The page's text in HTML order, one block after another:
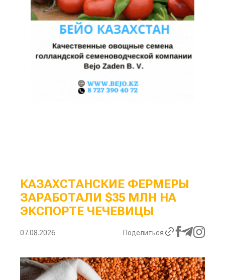
КАЗАХСТАНСКИЕ ФЕРМЕРЫ
ЗАРАБОТАЛИ $35 МЛН НА
ЭКСПОРТЕ ЧЕЧЕВИЦЫ
07.08.2026 Поделиться